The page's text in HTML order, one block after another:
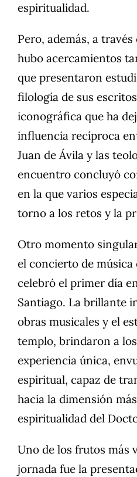
espiritualidad.
Pero, además, a
hubo acercamientos
que presentaron
filología de sus
iconográfica que ha
influencia recíproca
Juan de Ávila y las
encuentro concluyó
en la que varios
torno a los retos y la
Otro momento
el concierto de música
celebró el primer día
Santiago. La brillante
obras musicales y el
templo, brindaron a
experiencia única,
espiritual, capaz de
hacia la dimensión
espiritualidad del
Uno de los frutos más
jornada fue la